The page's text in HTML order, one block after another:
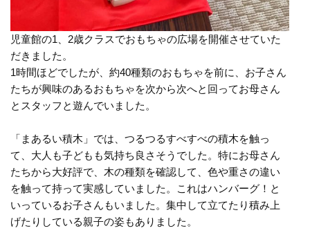
児童館の1、2歳クラスでおもちゃの広場を開催させていた
だきました。
1時間ほどでしたが、約40種類のおもちゃを前に、お子さん
たちが興味のあるおもちゃを次から次へと回ってお母さん
とスタッフと遊んでいました。
「まあるい積木」では、つるつるすべすべの積木を触っ
て、大人も子どもも気持ち良さそうでした。特にお母さん
たちから大好評で、木の種類を確認して、色や重さの違い
を触って持って実感していました。これはハンバーグ！と
いっているお子さんもいました。集中して立てたり積み上
げたりしている親子の姿もありました。